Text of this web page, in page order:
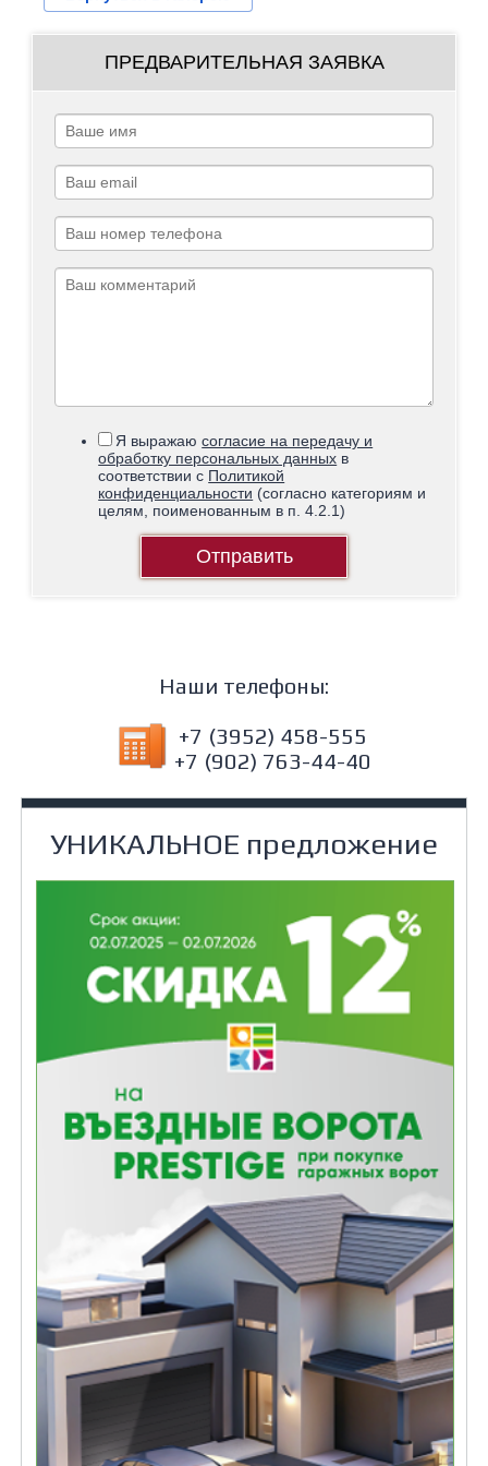
УНИКАЛЬНОЕ предложение
ПРЕДВАРИТЕЛЬНАЯ ЗАЯВКА
Я выражаюсогласие на передачу и
обработку персональных данных в
соответствии с Политикой
конфиденциальности (согласно категориям и
целям, поименованным в п. 4.2.1)
Отправить
Наши телефоны:
+7 (3952) 458-555
+7 (902) 763-44-40